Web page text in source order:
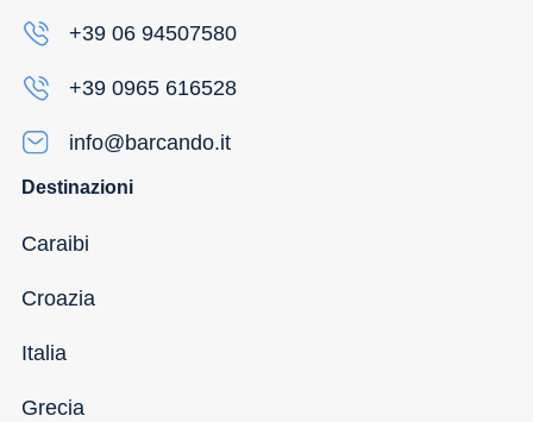
+39 06 94507580
+39 0965 616528
info@barcando.it
Destinazioni
Caraibi
Croazia
Italia
Grecia